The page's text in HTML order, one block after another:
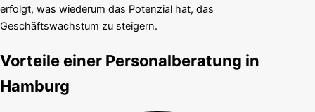
erfolgt, was wiederum das Potenzial hat, das
Geschäftswachstum zu steigern.
Vorteile einer Personalberatung in
Hamburg